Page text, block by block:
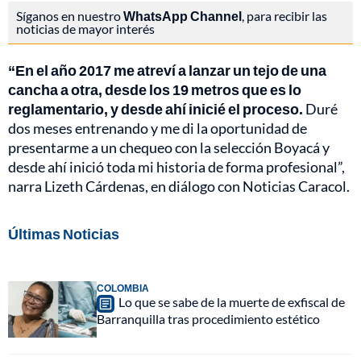
Síganos en nuestroWhatsApp Channel , para recibir las
noticias de mayor interés
“En el año 2017 me atreví a lanzar un tejo de una
cancha a otra, desde los 19 metros que es lo
reglamentario, y desde ahí inicié el proceso. Duré
dos meses entrenando y me di la oportunidad de
presentarme a un chequeo con la selección Boyacá y
desde ahí inició toda mi historia de forma profesional”,
narra Lizeth Cárdenas, en diálogo con Noticias Caracol.
Últimas Noticias
COLOMBIA
Lo que se sabe de la muerte de exfiscal de
Barranquilla tras procedimiento estético